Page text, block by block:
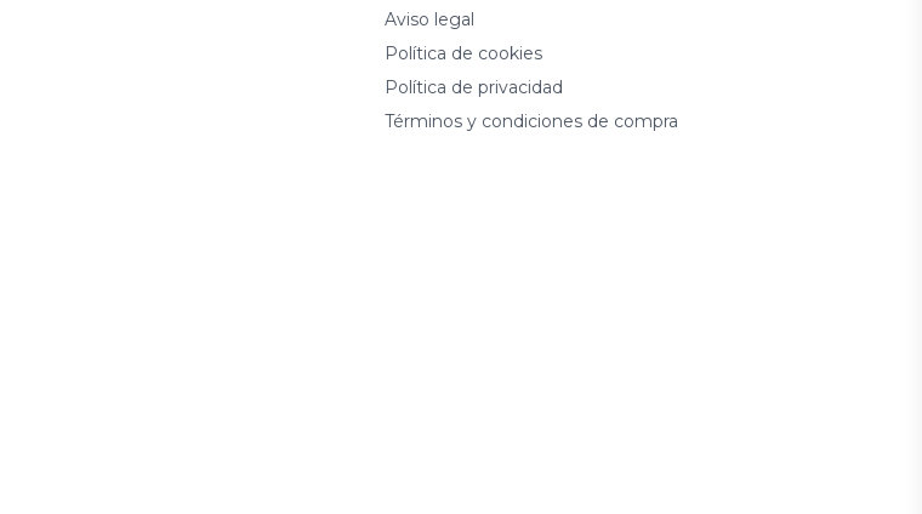
Aviso legal
Política de cookies
Política de privacidad
Términos y condiciones de compra